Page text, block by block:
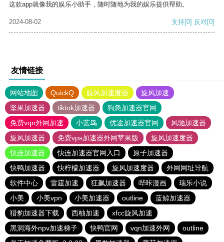
这款app就像我的娱乐小助手，随时随地为我的娱乐提供帮助。
2024-08-02 支持[0] 反对[0]
友情链接
网站地图 QuickQ 旋风加速度器
旋风加速
坚果加速器
tiktok加速器
狗急加速器官网
免费vqn外网加速
小蓝鸟 优途加速器官网
风驰加速器
旋风加速器
免费vps加速器外网苹果版
旋风加速度器
快连加速器
快连加速器官网入口
原子加速器
快鸭加速器
快柠檬加速器 旋风加速度器
外网网址导航
软件中心
雷霆加速 狂飙加速器 哔咔漫画
瑞乐小说
小美
小美vpn 小美加速器 outline
蓝鲸加速器
猎豹加速器下载
西柚加速
xfcc旋风加速
黑洞海外npv加速梯子
快鸭官网 vqn加速外网
outline